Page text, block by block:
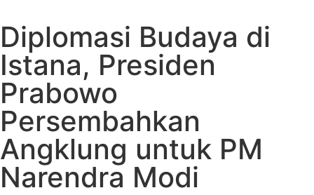
Diplomasi Budaya di
Istana, Presiden
Prabowo
Persembahkan
Angklung untuk PM
Narendra Modi